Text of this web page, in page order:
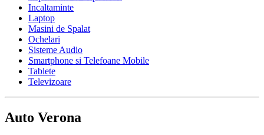
Incaltaminte
Laptop
Masini de Spalat
Ochelari
Sisteme Audio
Smartphone si Telefoane Mobile
Tablete
Televizoare
Auto Verona